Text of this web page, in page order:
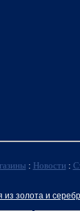
: Новости :
из золота и